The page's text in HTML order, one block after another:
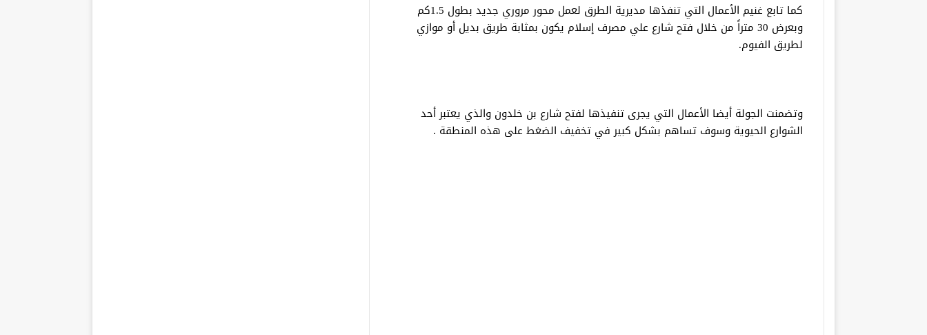
كما تابع غنيم الأعمال التي تنفذها مديرية الطرق لعمل محور مروري جديد بطول 1.5كم
وبعرض 30 متراً من خلال فتح شارع علي مصرف إسلام يكون بمثابة طريق بديل أو موازي
لطريق الفيوم.
وتضمنت الجولة أيضا الأعمال التي يجرى تنفيذها لفتح شارع بن خلدون والذي يعتبر أحد
الشوارع الحيوية وسوف تساهم بشكل كبير في تخفيف الضغط على هذه المنطقة .